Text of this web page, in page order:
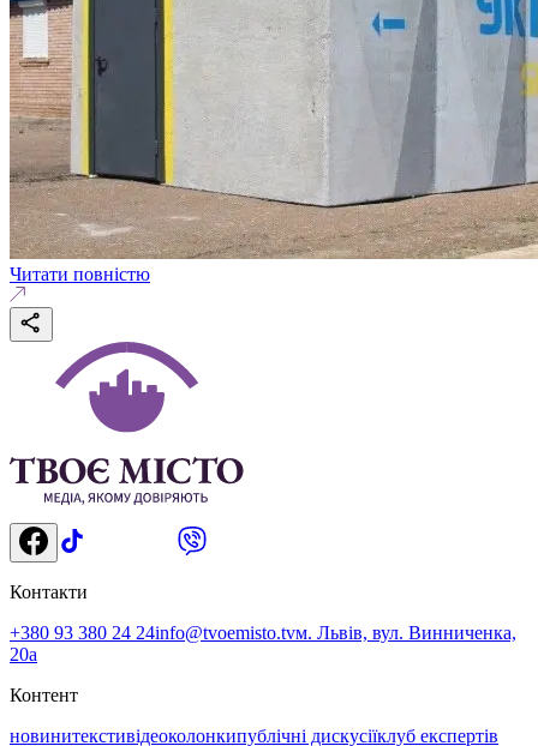
Читати повністю
Контакти
+380 93 380 24 24info@tvoemisto.tvм. Львів, вул. Винниченка,
20а
Контент
новинитекстивідеоколонкипублічні дискусіїклуб експертів